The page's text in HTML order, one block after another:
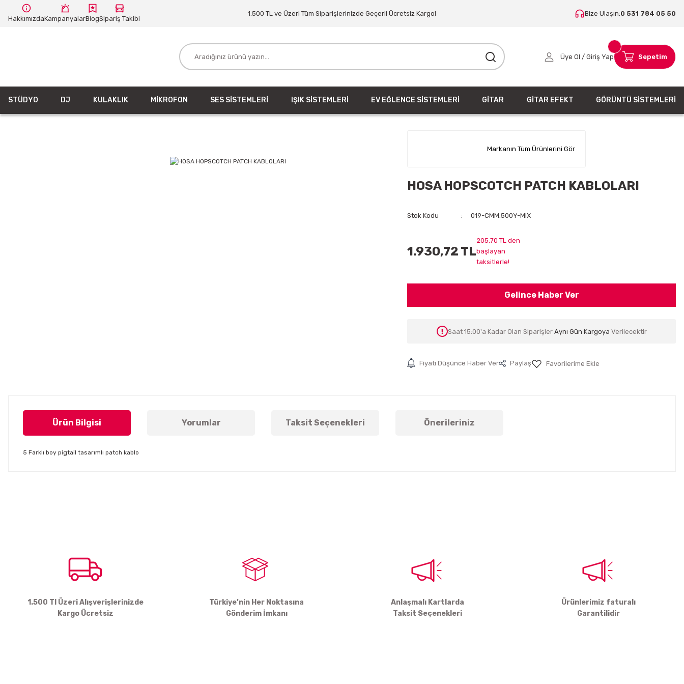
HakkımızdaKampanyalarBlogSipariş Takibi
1.500 TL ve Üzeri Tüm Siparişlerinizde Geçerli Ücretsiz Kargo! Bize Ulaşın:0 531 784 05 50
Üye Ol / Giriş Yap Sepetim
STÜDYO DJ KULAKLIK MİKROFON SES SİSTEMLERİ IŞIK SİSTEMLERİ EV EĞLENCE SİSTEMLERİ GİTAR GİTAR EFEKT GÖRÜNTÜ SİSTEMLERİ
Markanın Tüm Ürünlerini Gör
HOSA HOPSCOTCH PATCH KABLOLARI
Stok Kodu 019-CMM.500Y-MIX
1.930,72 TL
205,70 TL den
başlayan
taksitlerle!
Gelince Haber Ver
Saat 15:00'a Kadar Olan Siparişler Aynı Gün Kargoya Verilecektir
Fiyatı Düşünce Haber Ver Paylaş
Ürün Bilgisi Yorumlar Taksit Seçenekleri Önerileriniz
5 Farklı boy pigtail tasarımlı patch kablo
Bu ürüne benzer farklı alternatifler olmalı.
1.500 Tl Üzeri Alışverişlerinizde
Kargo Ücretsiz
Türkiye’nin Her Noktasına
Gönderim İmkanı
Anlaşmalı Kartlarda
Taksit Seçenekleri
Ürünlerimiz faturalı
Garantilidir